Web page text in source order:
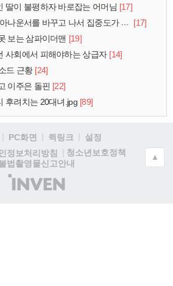
딸이 불평하자 바로잡는 어머님 [17]
바꾸고 나서 집중도가 확 올라갔다는 한 아파트의 안내방송
[17]
보는 삼파이더맨 [19]
사회에서 피해야하는 상급자 [14]
드 근황 [24]
이주은 돌핀 [22]
후려치는 20대녀.jpg [89]
PC화면 퀵링크
설정
정보처리방침
청소년보호정책
법촬영물신고안내
(주)
인
▲